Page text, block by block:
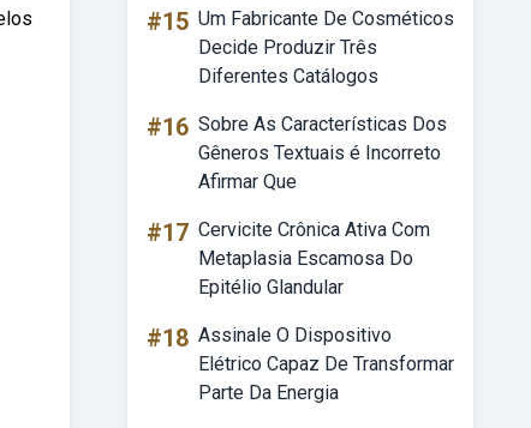
#15 Um Fabricante De Cosméticos
Decide Produzir Três
Diferentes Catálogos
#16 Sobre As Características Dos
Gêneros Textuais é Incorreto
Afirmar Que
#17 Cervicite Crônica Ativa Com
Metaplasia Escamosa Do
Epitélio Glandular
#18 Assinale O Dispositivo
Elétrico Capaz De Transformar
Parte Da Energia